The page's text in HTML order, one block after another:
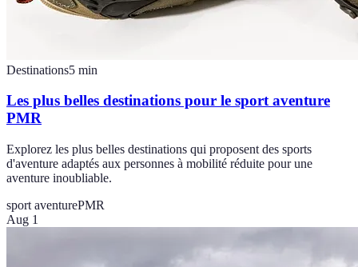
Destinations5 min
Les plus belles destinations pour le sport aventure
PMR
Explorez les plus belles destinations qui proposent des sports
d'aventure adaptés aux personnes à mobilité réduite pour une
aventure inoubliable.
sport aventurePMR
Aug 1